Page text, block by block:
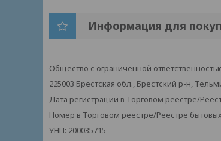
Информация для
Общество с ограниченной
225003 Брестская обл., Брестский р-н,
Дата регистрации в Торговом реестре/
Номер в Торговом реестре/Реестре
УНП: 200035715